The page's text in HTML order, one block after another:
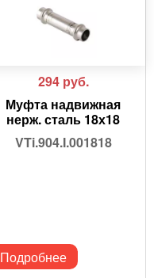
294 руб.
Муфта надвижная
нерж. сталь 18х18
VTi.904.I.001818
Подробнее